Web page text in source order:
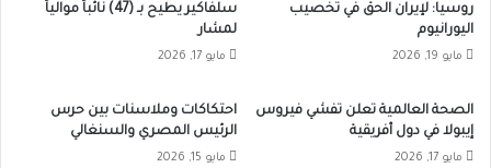
روسيا: لإيران الحق في تخصيب
اليورانيوم
مايو 19, 2026
سلفاكير يطيح بـ (47) نائباً موالياً
لمشار
مايو 17, 2026
الصحة العالمية تعلن تفشي فيروس
إيبولا في دول أفريقية
مايو 17, 2026
احتكاكات وملاسنات بين حرس
الرئيس المصري والسنغالي
مايو 15, 2026